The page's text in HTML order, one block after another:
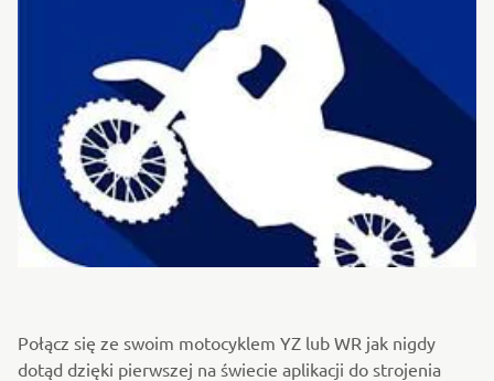
Połącz się ze swoim motocyklem YZ lub WR jak nigdy
dotąd dzięki pierwszej na świecie aplikacji do strojenia